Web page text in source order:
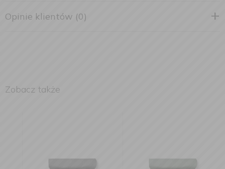
Opinie klientów (0)
Zobacz także